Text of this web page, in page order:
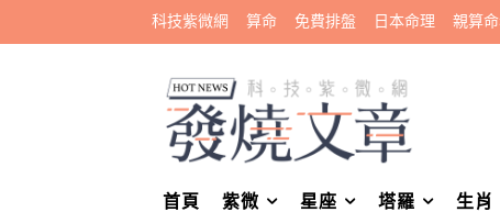
科技紫微網 算命 免費排盤 日本命理 親算
首頁 紫微 星座 塔羅 生肖